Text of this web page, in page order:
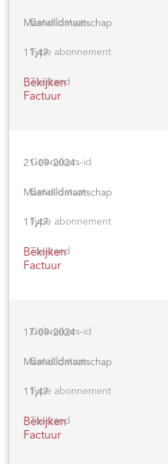
Maandlidmaatschap
11,47
Bekijken
Factuur
21-09-2024
Maandlidmaatschap
11,47
Bekijken
Factuur
17-09-2024
Maandlidmaatschap
11,47
Bekijken
Factuur